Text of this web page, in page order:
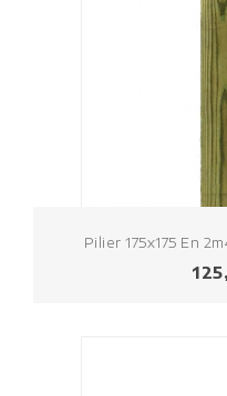
Pilier 175x175 En